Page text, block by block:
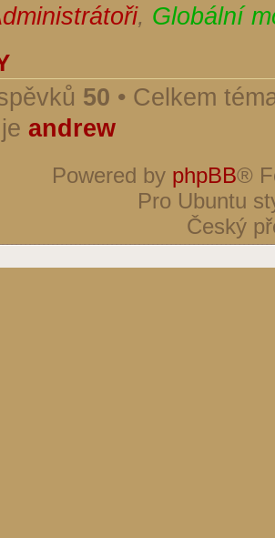
, Globální
50 • Celkem
andrew
Powered by phpBB®
Pro Ubuntu
Český